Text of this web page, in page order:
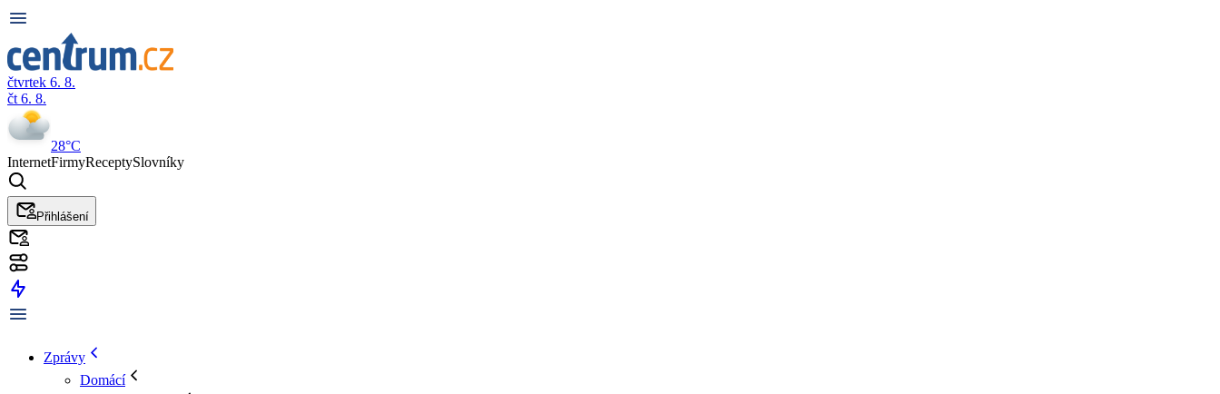
čtvrtek 6. 8.
čt 6. 8.
28°C
InternetFirmyReceptySlovníky
Přihlášení
Zprávy
Domácí